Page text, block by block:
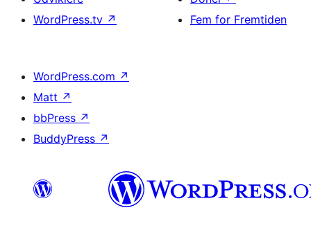
WordPress.tv ↗
Fem for Fremtiden
WordPress.com ↗
Matt ↗
bbPress ↗
BuddyPress ↗